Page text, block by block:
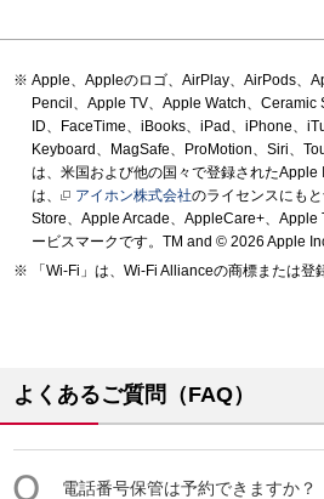
Apple、Appleのロゴ、AirPlay、AirPods、
Pencil、Apple TV、Apple Watch、
ID、FaceTime、iBooks、iPad、iPhone、
Keyboard、MagSafe、ProMotion、Siri、
は、米国および他の国々で登録された
は、
アイホン株式会社のライセンスにも
Store、Apple Arcade、AppleCare+、
ービスマークです。TM and © 2026 Apple
「Wi-Fi」は、Wi-Fi Allianceの商標または登
よくあるご質問（FAQ）
電話番号保管は予約できますか？